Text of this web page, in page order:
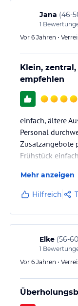
Da wir das
haben gab es
grosszügigen
Jana (46-
1
Vor 6 Jahren •
Klein,
empfehlen
einfach, ältere
Personal
Zusatzangebote
Frühstück
Mehr anzeigen
Hilfreich
Elke (56-60
1
Vor 6 Jahren •